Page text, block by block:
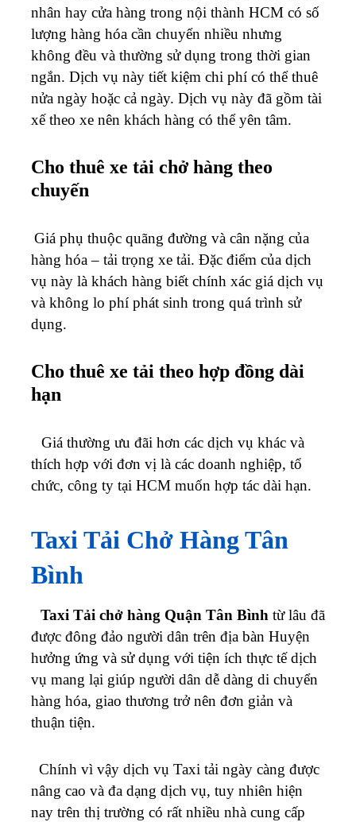
nhân hay cửa hàng trong nội thành HCM có số
lượng hàng hóa cần chuyển nhiều nhưng
không đều và thường sử dụng trong thời gian
ngắn. Dịch vụ này tiết kiệm chi phí có thể thuê
nửa ngày hoặc cả ngày. Dịch vụ này đã gồm tài
xế theo xe nên khách hàng có thể yên tâm.
Cho thuê xe tải chở hàng theo
chuyến
Giá phụ thuộc quãng đường và cân nặng của
hàng hóa – tải trọng xe tải. Đặc điểm của dịch
vụ này là khách hàng biết chính xác giá dịch vụ
và không lo phí phát sinh trong quá trình sử
dụng.
Cho thuê xe tải theo hợp đồng dài
hạn
Giá thường ưu đãi hơn các dịch vụ khác và
thích hợp với đơn vị là các doanh nghiệp, tổ
chức, công ty tại HCM muốn hợp tác dài hạn.
Taxi Tải Chở Hàng Tân
Bình
Taxi Tải chở hàng Quận Tân Bình từ lâu đã
được đông đảo người dân trên địa bàn Huyện
hưởng ứng và sử dụng với tiện ích thực tế dịch
vụ mang lại giúp người dân dễ dàng di chuyển
hàng hóa, giao thương trở nên đơn giản và
thuận tiện.
Chính vì vậy dịch vụ Taxi tải ngày càng được
nâng cao và đa dạng dịch vụ, tuy nhiên hiện
nay trên thị trường có rất nhiều nhà cung cấp